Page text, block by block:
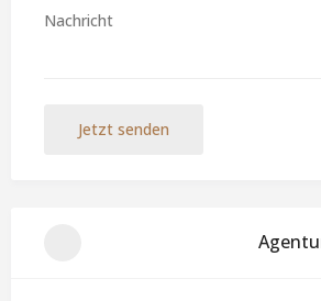
Jetzt senden